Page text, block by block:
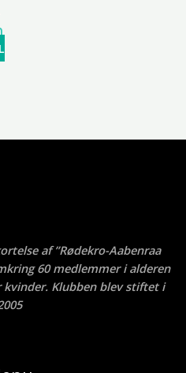
af ”Rødekro-Aabenraa
60 medlemmer i alderen
kvinder. Klubben blev stiftet i